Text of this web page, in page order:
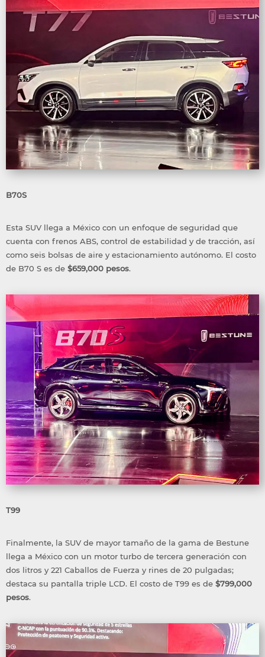
B70S
Esta SUV llega a México con un enfoque de seguridad que
cuenta con frenos ABS, control de estabilidad y de tracción, así
como seis bolsas de aire y estacionamiento autónomo. El costo
de B70 S es de $659,000 pesos.
T99
Finalmente, la SUV de mayor tamaño de la gama de Bestune
llega a México con un motor turbo de tercera generación con
dos litros y 221 Caballos de Fuerza y rines de 20 pulgadas;
destaca su pantalla triple LCD. El costo de T99 es de $799,000
pesos.